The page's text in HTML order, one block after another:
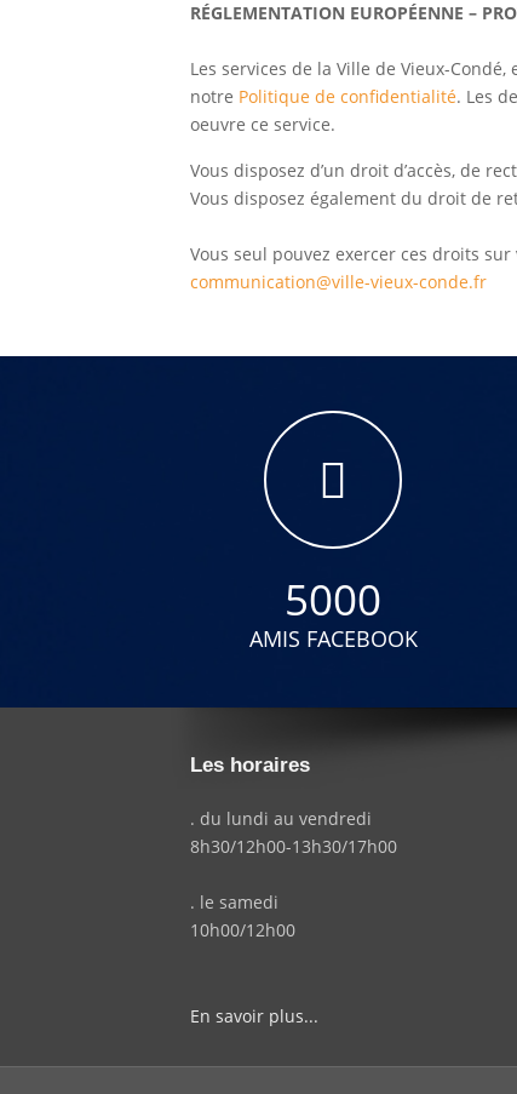
RÉGLEMENTATION EUROPÉENNE –
Les services de la Ville de Vieux-
notre Politique de confidentialité. Les
oeuvre ce service.
Vous disposez d’un droit d’accès, de
Vous disposez également du droit de
Vous seul pouvez exercer ces droits
communication@ville-vieux-conde.fr
5000
AMIS FACEBOOK
Les horaires
. du lundi au vendredi
8h30/12h00-13h30/17h00
. le samedi
10h00/12h00
En savoir plus...